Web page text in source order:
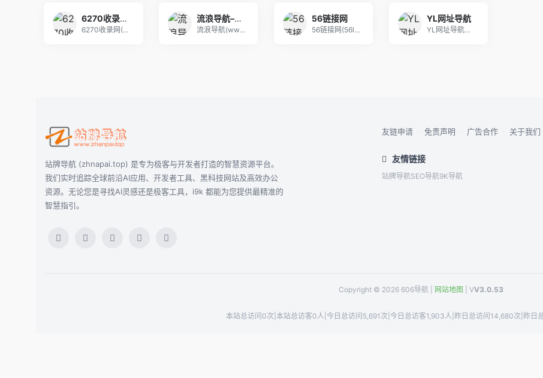
6270收录网_分类目录网_免费网站目录_网站收录_网址提交_免费收录网站
6270收录网(6270.cn)分类目录，免费收
流浪导航–自动收录–最懂你的导航网站
流浪导航(www.lldh.cn)为您提供免费网
56链接网
56链接网(56l.cn)分类目录，免费收录各行
YL网址导航
YL网址导航，采用AI算法实时分析全网资源价值指
站牌导航 (zhnapai.top) 是专为极客与开发者打造的智慧资源平台。
我们实时追踪全球前沿AI应用、开发者工具、黑科技网站及高效办公
资源。无论您是寻找AI灵感还是极客工具，i9k 都能为您提供最精准的
智慧指引。
友链申请 · 免责声明 · 广告合作 · 关于我们
友情链接
站牌导航SEO导航9K导航
Copyright © 2026 606导航 | 网站地图 | VV3.0.53
本站总访问0次 本站总访客0人 今日总访问5,691次 今日总访客1,903人 昨日总访问14,680次 昨日